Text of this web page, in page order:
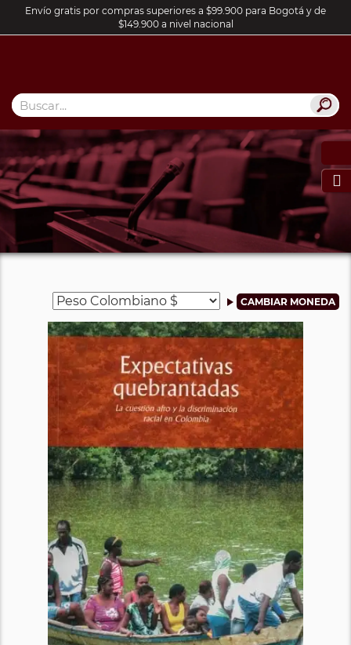
Envío gratis por compras superiores a $99.900 para Bogotá y de
$149.900 a nivel nacional
